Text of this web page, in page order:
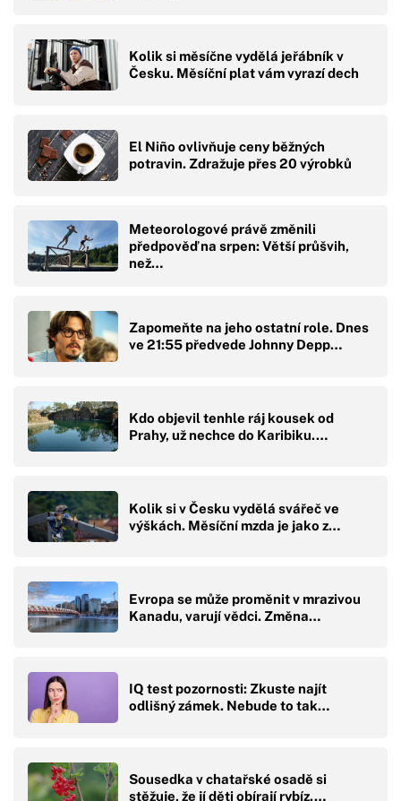
Kolik si měsíčne vydělá jeřábník v
Česku. Měsíční plat vám vyrazí dech
El Niño ovlivňuje ceny běžných
potravin. Zdražuje přes 20 výrobků
Meteorologové právě změnili
předpověď na srpen: Větší průšvih,
než…
Zapomeňte na jeho ostatní role. Dnes
ve 21:55 předvede Johnny Depp…
Kdo objevil tenhle ráj kousek od
Prahy, už nechce do Karibiku.…
Kolik si v Česku vydělá svářeč ve
výškách. Měsíční mzda je jako z…
Evropa se může proměnit v mrazivou
Kanadu, varují vědci. Změna…
IQ test pozornosti: Zkuste najít
odlišný zámek. Nebude to tak…
Sousedka v chatařské osadě si
stěžuje, že jí děti obírají rybíz.…